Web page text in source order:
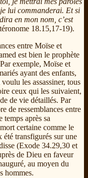
lui commanderai. Et si
en mon nom, c’est
18.15,17-19).
entre Moïse et
est bien le prophète
exemple, Moïse et
ayant des enfants,
les assassiner, tous
ceux qui les suivaient,
de vie détaillés. Par
de ressemblances entre
temps après sa
certaine comme le
été transfigurés sur une
(Exode 34.29,30 et
de Dieu en faveur
au moyen du
hommes.